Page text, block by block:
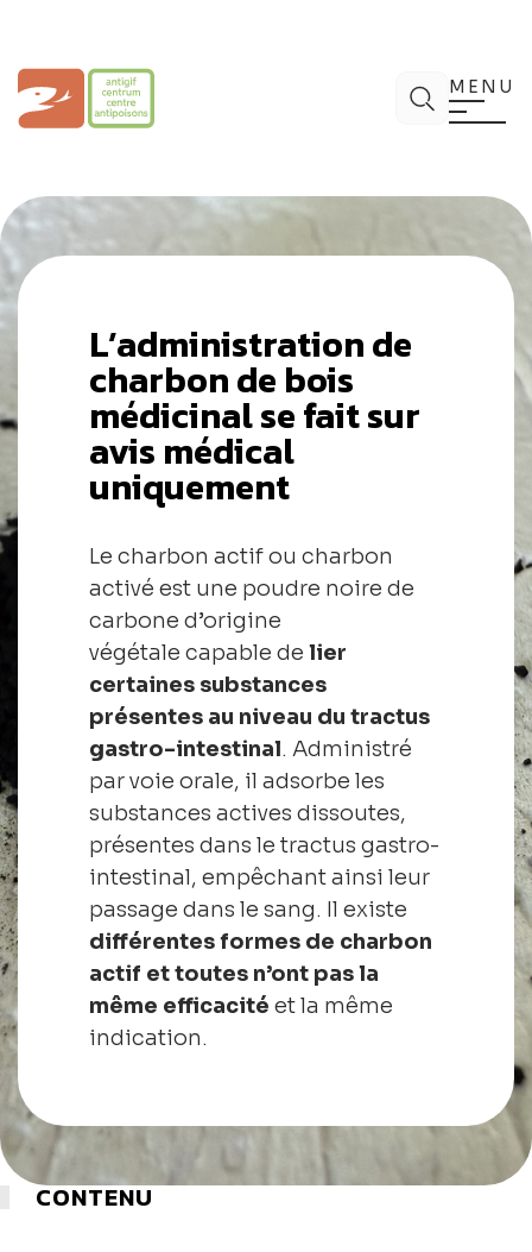
Centre Antipoisons Chercher
MENU
L’administration de
charbon de bois
médicinal se fait sur
avis médical
uniquement
Le charbon actif ou charbon
activé est une poudre noire de
carbone d’origine
végétale capable de lier
certaines substances
présentes au niveau du tractus
gastro-intestinal. Administré
par voie orale, il adsorbe les
substances actives dissoutes,
présentes dans le tractus gastro-
intestinal, empêchant ainsi leur
passage dans le sang. Il existe
différentes formes de charbon
actif et toutes n’ont pas la
même efficacité et la même
indication.
CONTENU